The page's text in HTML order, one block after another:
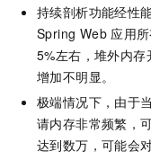
持续剖析功能经性
Spring Web 应用
5%左右，堆外内存
增加不明显。
极端情况下，由于
请内存非常频繁，
达到数万，可能会